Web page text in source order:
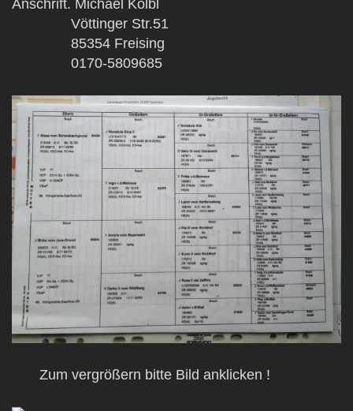
Anschrift. Michael Kölbl
Vöttinger Str.51
85354 Freising
0170-5809685
Zum vergrößern bitte Bild anklicken !